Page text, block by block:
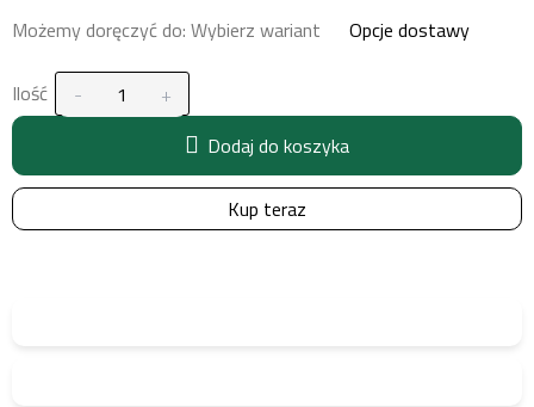
Możemy doręczyć do: Wybierz wariant Opcje dostawy
Ilość
Dodaj do koszyka
Kup teraz